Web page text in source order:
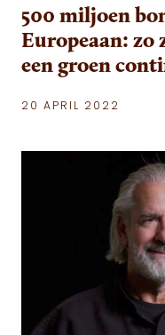
500 miljoen
Europeaan: zo
een groen
20 APRIL 2022